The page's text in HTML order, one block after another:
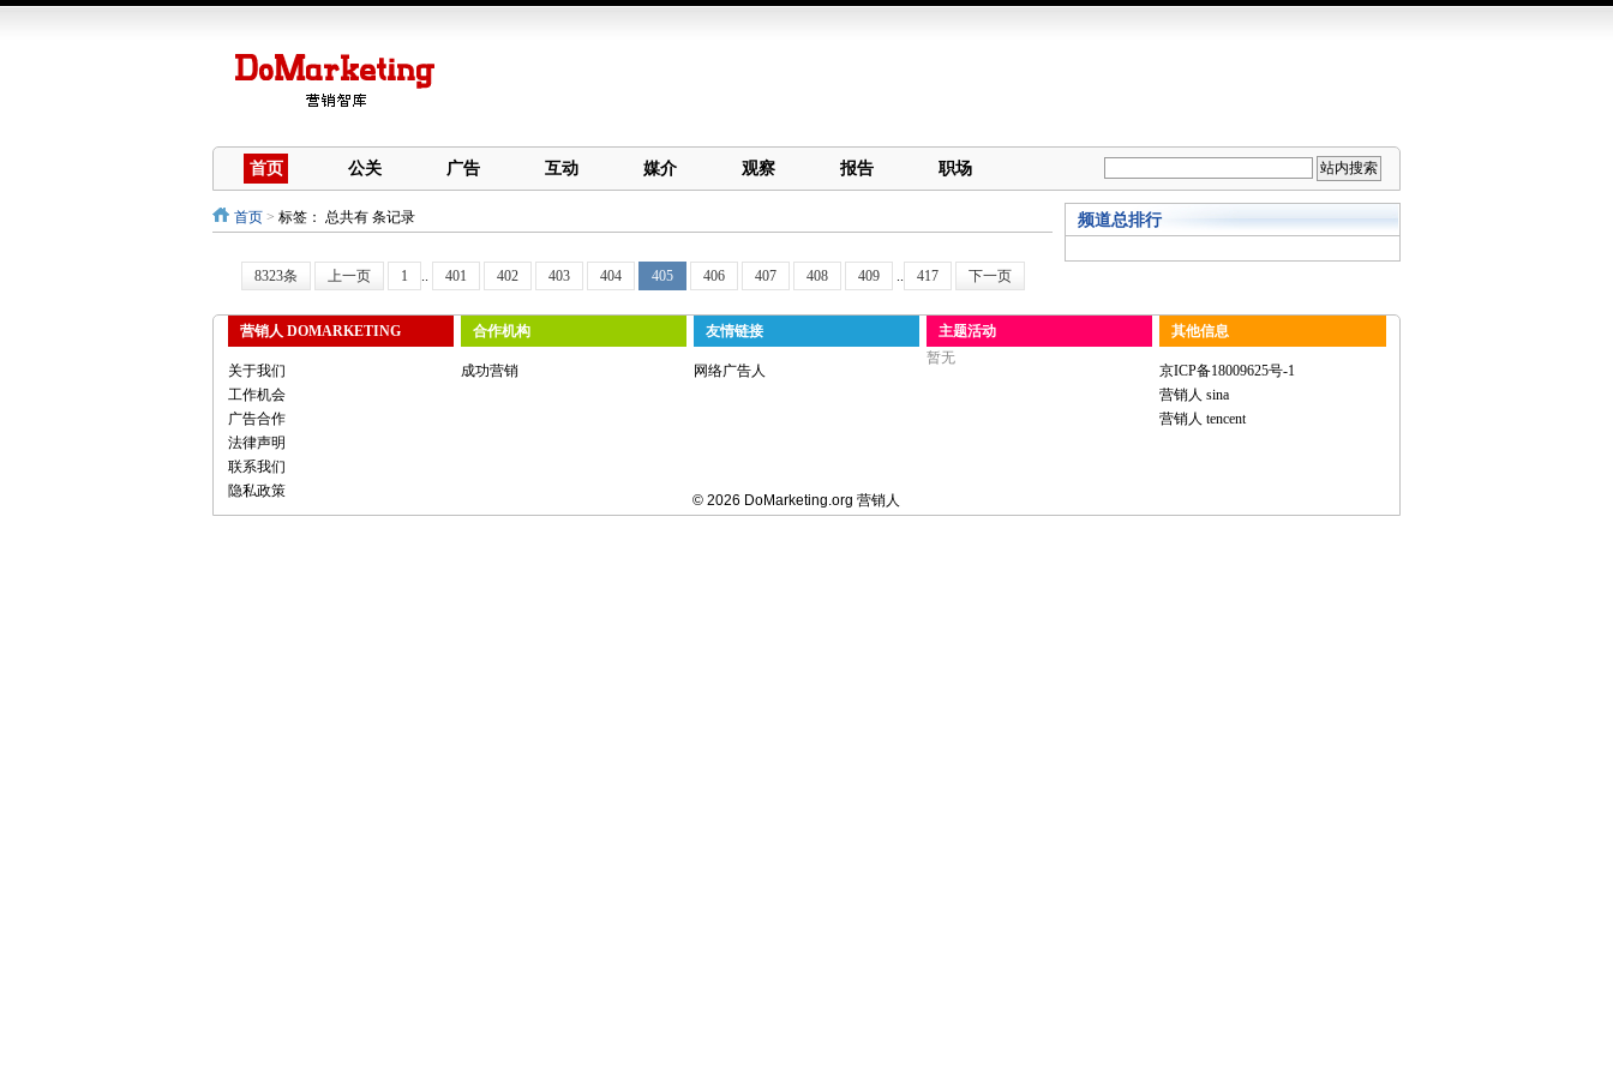
首页 公关 广告 互动 媒介 观察 报告 职场
首页 > 标签： 总共有 条记录
8323条 上一页 1 .. 401 402 403 404 405 406 407 408 409 .. 417 下一页
频道总排行
营销人 DOMARKETING
关于我们
工作机会
广告合作
法律声明
联系我们
隐私政策
合作机构
成功营销
友情链接
网络广告人
主题活动
暂无
其他信息
京ICP备18009625号-1
营销人 sina
营销人 tencent
© 2026 DoMarketing.org 营销人